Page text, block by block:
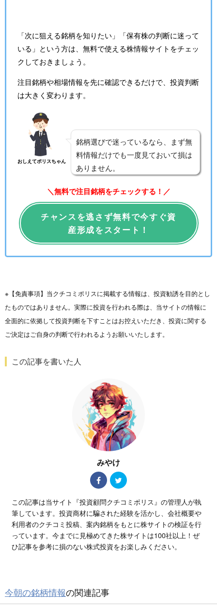
「次に狙える銘柄を知りたい」「保有株の判断に迷って
いる」という方は、無料で使える株情報サイトをチェッ
クしておきましょう。
注目銘柄や相場情報を先に確認できるだけで、投資判断
は大きく変わります。
おしえてポリスちゃん
銘柄選びで迷っているなら、まず無
料情報だけでも一度見ておいて損は
ありません。
＼無料で注目銘柄をチェックする！／
チャンスを逃さず無料で今すぐ資
産形成をスタート！
※【免責事項】当クチコミポリスに掲載する情報は、投資勧誘を目的とし
たものではありません。実際に投資を行われる際は、当サイトの情報に
全面的に依拠して投資判断を下すことはお控えいただき、投資に関する
ご決定はご自身の判断で行われるようお願いいたします。
この記事を書いた人
みやけ
この記事は当サイト『投資顧問クチコミポリス』の管理人が執
筆しています。投資商材に騙された経験を活かし、会社概要や
利用者のクチコミ投稿、案内銘柄をもとに株サイトの検証を行
っています。今までに見極めてきた株サイトは100社以上！ぜ
ひ記事を参考に損のない株式投資をお楽しみください。
今朝の銘柄情報の関連記事